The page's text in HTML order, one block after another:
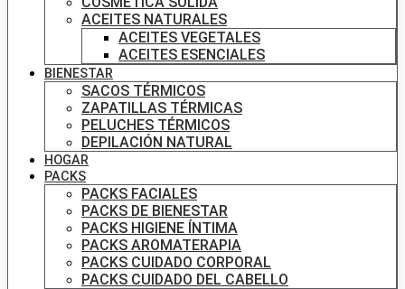
ACEITES NATURALES
ACEITES VEGETALES
ACEITES ESENCIALES
BIENESTAR
SACOS TÉRMICOS
ZAPATILLAS TÉRMICAS
PELUCHES TÉRMICOS
DEPILACIÓN NATURAL
HOGAR
PACKS
PACKS FACIALES
PACKS DE BIENESTAR
PACKS HIGIENE ÍNTIMA
PACKS AROMATERAPIA
PACKS CUIDADO CORPORAL
PACKS CUIDADO DEL CABELLO